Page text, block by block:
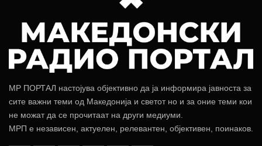
МР ПОРТАЛ настојува објективно да ја информира јавноста за
сите важни теми од Македонија и светот но и за оние теми кои
не можат да се прочитаат на други медиуми.
МРП е независен, актуелен, релевантен, објективен, поинаков.